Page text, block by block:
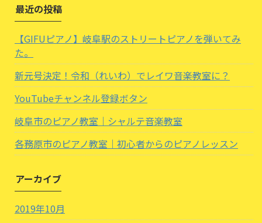
最近の投稿
【GIFUピアノ】岐阜駅のストリートピアノを弾いてみ
た。
新元号決定！令和（れいわ）でレイワ音楽教室に？
YouTubeチャンネル登録ボタン
岐阜市のピアノ教室｜シャルテ音楽教室
各務原市のピアノ教室｜初心者からのピアノレッスン
アーカイブ
2019年10月